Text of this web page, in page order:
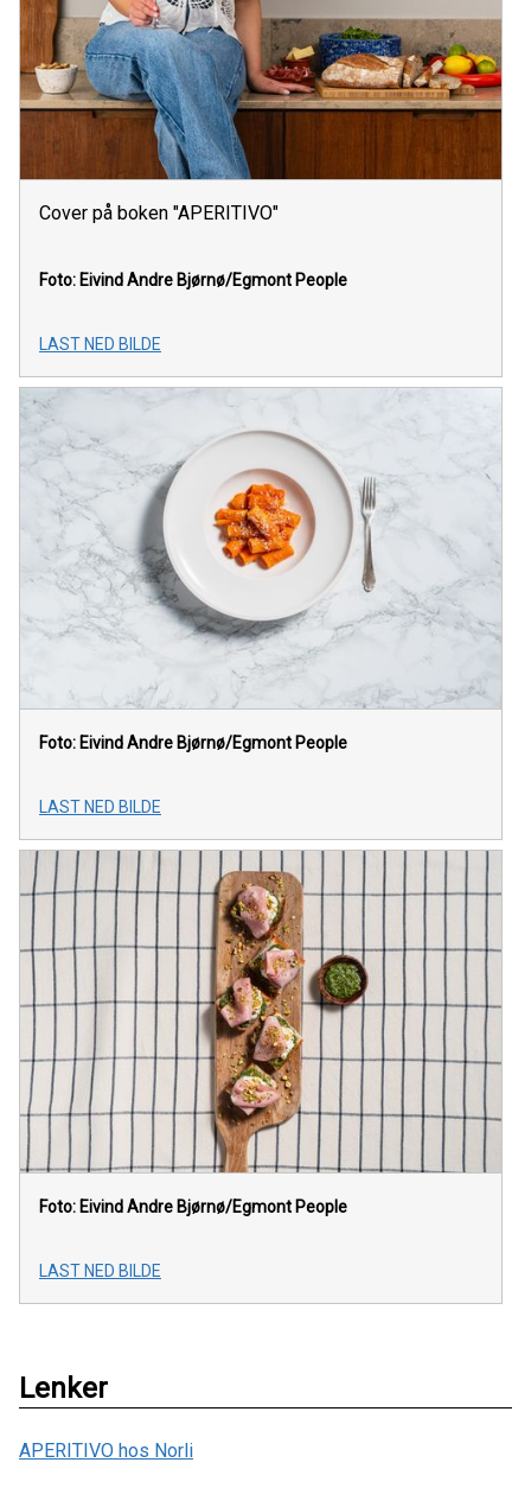
Cover på boken "APERITIVO"
Foto: Eivind Andre Bjørnø/Egmont People
LAST NED BILDE
Foto: Eivind Andre Bjørnø/Egmont People
LAST NED BILDE
Foto: Eivind Andre Bjørnø/Egmont People
LAST NED BILDE
Lenker
APERITIVO hos Norli